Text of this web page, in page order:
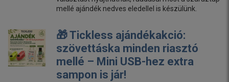
mellé ajándék nedves eledellel is készülünk.
🎁 Tickless ajándékakció:
szövettáska minden riasztó
mellé – Mini USB-hez extra
sampon is jár!